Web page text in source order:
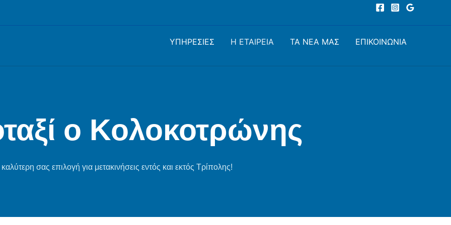
ΥΠΗΡΕΣΙΕΣ
Η ΕΤΑΙΡΕΙΑ ΤΑ ΝΕΑ ΜΑΣ ΕΠΙΚΟΙΝΩΝΙΑ
o Κολοκοτρώνης
σας επιλογή για μετακινήσεις εντός και εκτός Τρίπολης!